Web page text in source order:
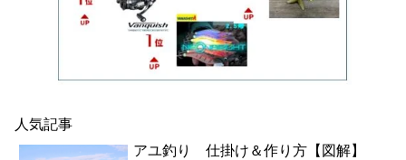
人気記事
アユ釣り 仕掛け＆作り方【図解】